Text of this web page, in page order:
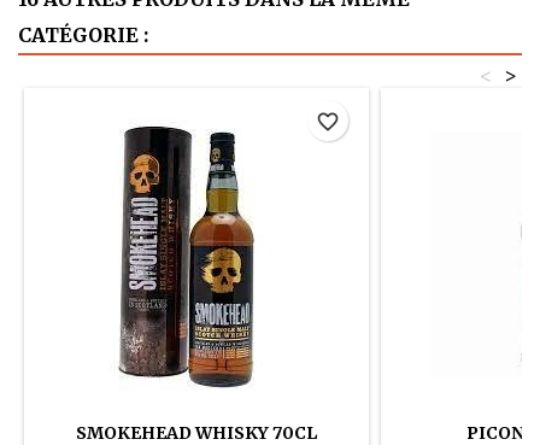
CATÉGORIE :
>
<
SMOKEHEAD WHISKY 70CL
favorite_border
PICON